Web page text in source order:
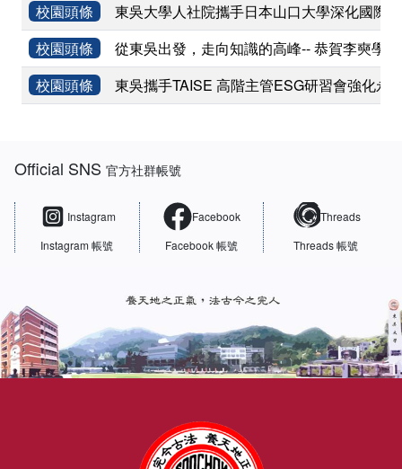
校園頭條
東吳大學人社院攜手日本山口大學深化國際
校園頭條
從東吳出發，走向知識的高峰-- 恭賀李奭學
校園頭條
東吳攜手TAISE 高階主管ESG研習會強化永
Official SNS官方社群帳號
Instagram
Instagram 帳號
Facebook
Facebook 帳號
Threads
Threads 帳號